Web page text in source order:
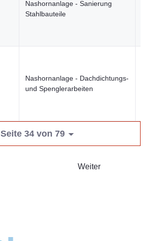
Nashornanlage - Sanierung
Stahlbauteile
Nashornanlage - Dachdichtungs-
und Spenglerarbeiten
Seite 34 von 79
Weiter